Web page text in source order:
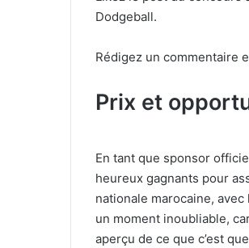
Dodgeball.
Rédigez un commentaire
Prix et
En tant que sponsor
heureux gagnants pour
nationale marocaine,
un moment inoubliable,
aperçu de ce que c’est